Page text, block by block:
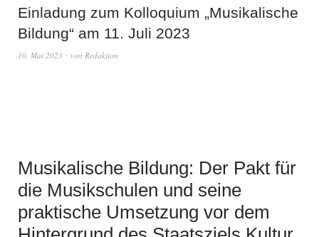
Einladung zum Kolloquium „Musikalische
Bildung“ am 11. Juli 2023
10. Mai 2023 von Redaktion
Musikalische Bildung: Der Pakt für
die Musikschulen und seine
praktische Umsetzung vor dem